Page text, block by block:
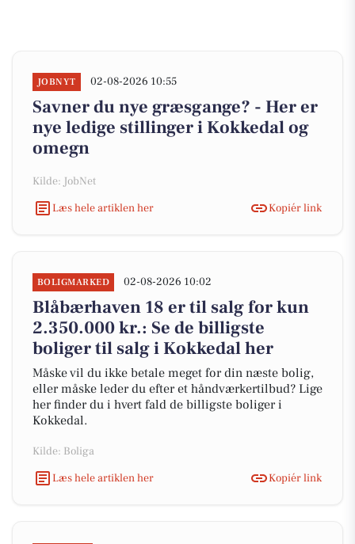
JOBNYT 02-08-2026 10:55
Savner du nye græsgange? - Her er
nye ledige stillinger i Kokkedal og
omegn
Kilde: JobNet
Læs hele artiklen her
Kopiér link
BOLIGMARKED 02-08-2026 10:02
Blåbærhaven 18 er til salg for kun
2.350.000 kr.: Se de billigste
boliger til salg i Kokkedal her
Måske vil du ikke betale meget for din næste bolig,
eller måske leder du efter et håndværkertilbud? Lige
her finder du i hvert fald de billigste boliger i
Kokkedal.
Kilde: Boliga
Læs hele artiklen her
Kopiér link